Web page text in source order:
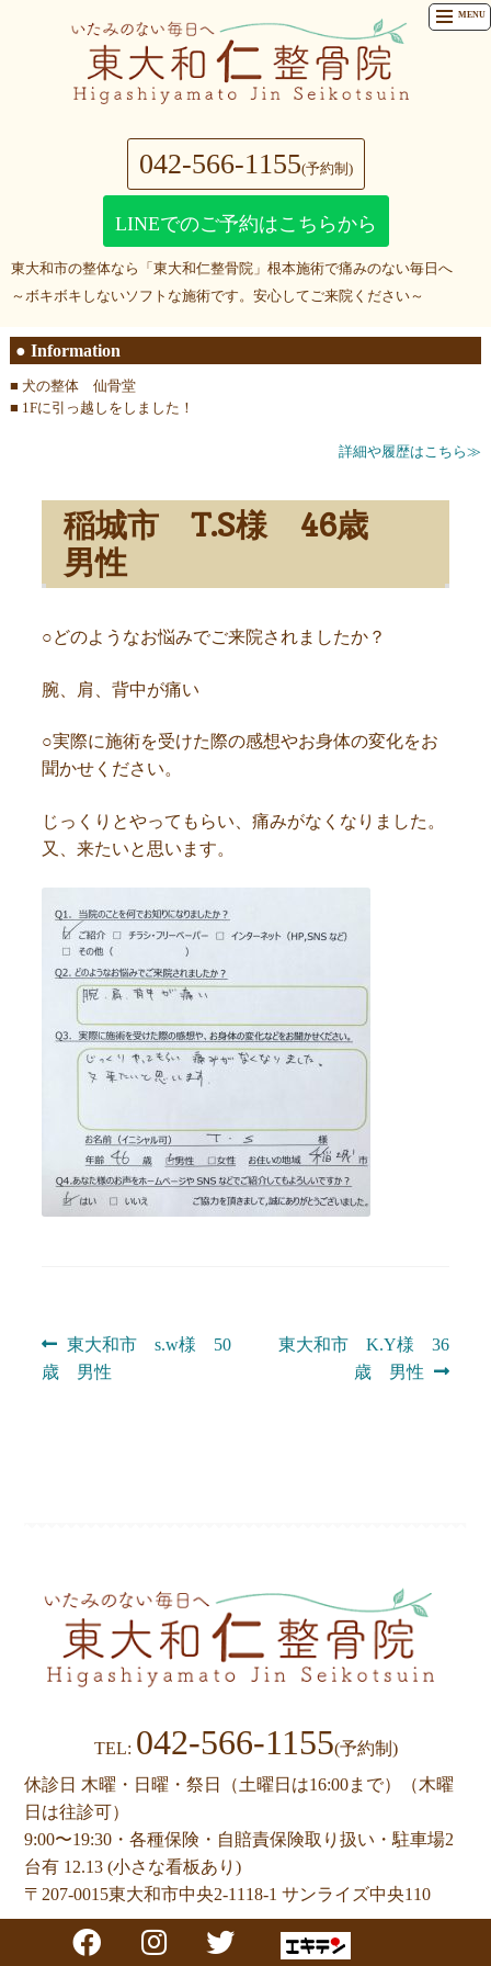
042-566-1155(予約制)
LINEでのご予約はこちらから
東大和市の整体なら「東大和仁整骨院」根本施術で痛みのない毎日へ
～ボキボキしないソフトな施術です。安心してご来院ください～
● Information
■ 犬の整体 仙骨堂
■ 1Fに引っ越しをしました！
詳細や履歴はこちら≫
MENU
稲城市 T.S様 46歳
男性
○どのようなお悩みでご来院されましたか？
腕、肩、背中が痛い
○実際に施術を受けた際の感想やお身体の変化をお
聞かせください。
じっくりとやってもらい、痛みがなくなりました。
又、来たいと思います。
投
稿
シ
ョ
ン
前
の
東大和市 s.w様 50
歳 男性
次
東大和市 K.Y様 36
歳 男性
TEL: 042-566-1155(予約制)
休診日 木曜・日曜・祭日（土曜日は16:00まで）（木曜
日は往診可）
9:00〜19:30・各種保険・自賠責保険取り扱い・駐車場2
台有 12.13 (小さな看板あり)
〒207-0015東大和市中央2-1118-1 サンライズ中央110